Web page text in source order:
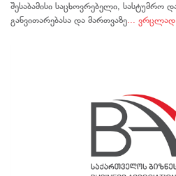
შესაბამისი საცხოვრებელი, სასტუმრო
განვითარებასა და მართვაზე... ვრცლად